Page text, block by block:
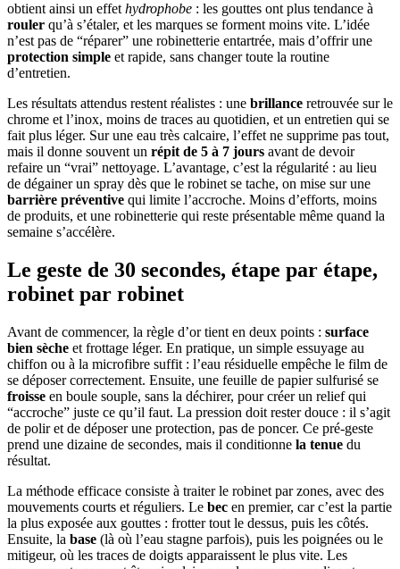
obtient ainsi un effet hydrophobe : les gouttes ont plus tendance à
rouler qu’à s’étaler, et les marques se forment moins vite. L’idée
n’est pas de “réparer” une robinetterie entartrée, mais d’offrir une
protection simple et rapide, sans changer toute la routine
d’entretien.
Les résultats attendus restent réalistes : une brillance retrouvée sur le
chrome et l’inox, moins de traces au quotidien, et un entretien qui se
fait plus léger. Sur une eau très calcaire, l’effet ne supprime pas tout,
mais il donne souvent un répit de 5 à 7 jours avant de devoir
refaire un “vrai” nettoyage. L’avantage, c’est la régularité : au lieu
de dégainer un spray dès que le robinet se tache, on mise sur une
barrière préventive qui limite l’accroche. Moins d’efforts, moins
de produits, et une robinetterie qui reste présentable même quand la
semaine s’accélère.
Le geste de 30 secondes, étape par étape,
robinet par robinet
Avant de commencer, la règle d’or tient en deux points : surface
bien sèche et frottage léger. En pratique, un simple essuyage au
chiffon ou à la microfibre suffit : l’eau résiduelle empêche le film de
se déposer correctement. Ensuite, une feuille de papier sulfurisé se
froisse en boule souple, sans la déchirer, pour créer un relief qui
“accroche” juste ce qu’il faut. La pression doit rester douce : il s’agit
de polir et de déposer une protection, pas de poncer. Ce pré-geste
prend une dizaine de secondes, mais il conditionne la tenue du
résultat.
La méthode efficace consiste à traiter le robinet par zones, avec des
mouvements courts et réguliers. Le bec en premier, car c’est la partie
la plus exposée aux gouttes : frotter tout le dessus, puis les côtés.
Ensuite, la base (là où l’eau stagne parfois), puis les poignées ou le
mitigeur, où les traces de doigts apparaissent le plus vite. Les